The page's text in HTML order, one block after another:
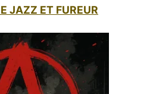
JAZZ ET FUREUR